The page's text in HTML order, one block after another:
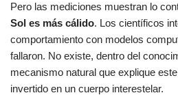
Pero las mediciones muestran lo
Sol es más cálido. Los científicos
comportamiento con modelos
fallaron. No existe, dentro del
mecanismo natural que explique
invertido en un cuerpo interestelar.